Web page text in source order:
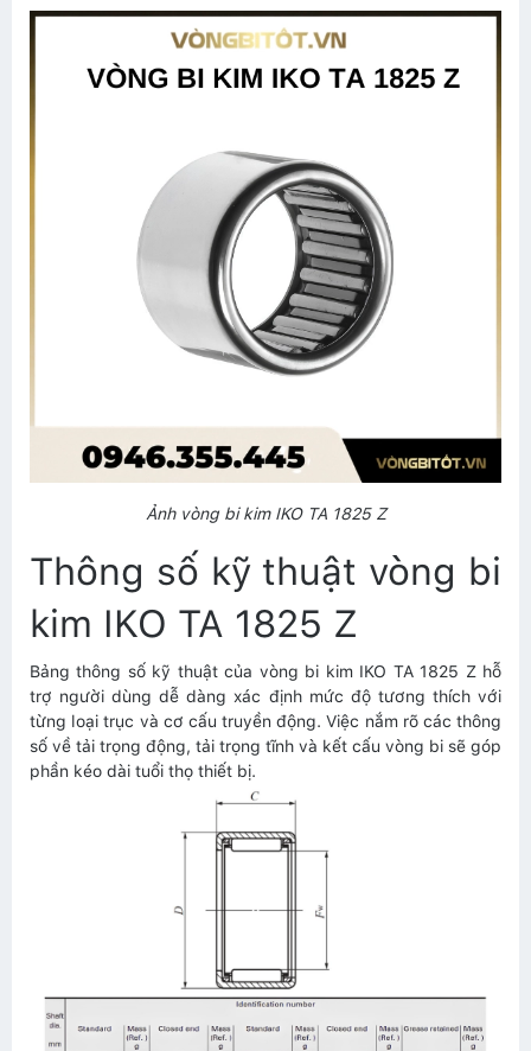
Ảnh vòng bi kim IKO TA 1825 Z
Thông số kỹ thuật vòng bi
kim IKO TA 1825 Z
Bảng thông số kỹ thuật của vòng bi kim IKO TA 1825 Z hỗ
trợ người dùng dễ dàng xác định mức độ tương thích với
từng loại trục và cơ cấu truyền động. Việc nắm rõ các thông
số về tải trọng động, tải trọng tĩnh và kết cấu vòng bi sẽ góp
phần kéo dài tuổi thọ thiết bị.